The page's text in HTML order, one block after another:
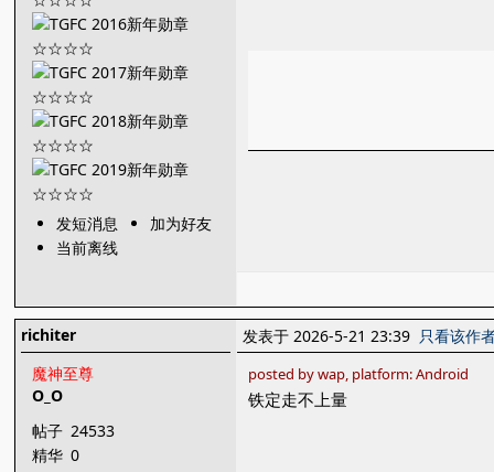
发短消息
加为好友
当前离线
richiter
魔神至尊
O_O
帖子 24533
精华 0
发表于 2026-5-21 23:39 只看该作
posted by wap, platform: Android
铁定走不上量